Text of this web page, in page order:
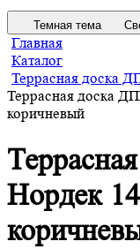
Темная тема
Главная
Каталог
Террасная доска
Террасная доска
коричневый
Нордек